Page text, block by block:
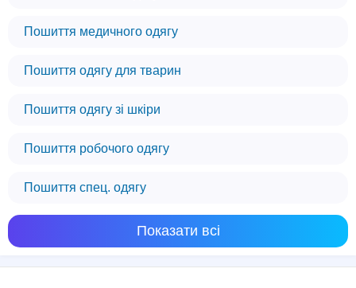
Пошиття медичного одягу
Пошиття одягу для тварин
Пошиття одягу зі шкіри
Пошиття робочого одягу
Пошиття спец. одягу
Показати всі
Ми використовуємо файли cookie
щоб забезпечити вам найкращий досвід